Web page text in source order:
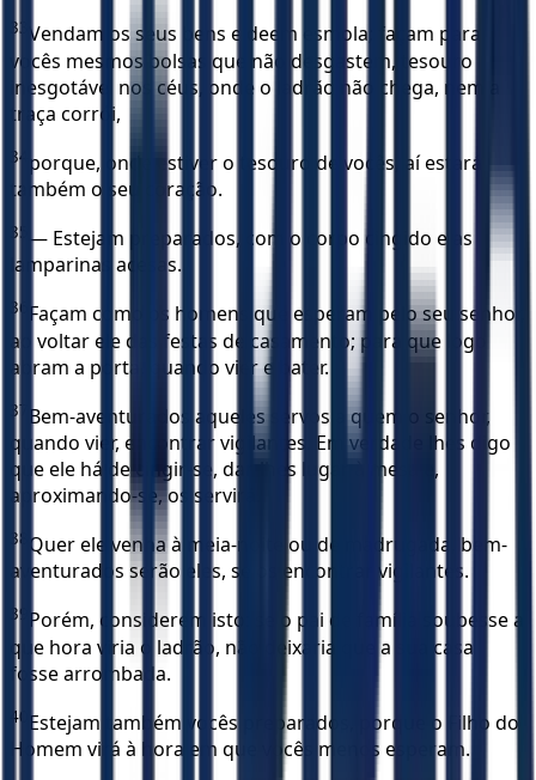
33 Vendam os seus bens e deem esmola; façam para
vocês mesmos bolsas que não desgastem, tesouro
inesgotável nos céus, onde o ladrão não chega, nem a
traça corrói,
34 porque, onde estiver o tesouro de vocês, aí estará
também o seu coração.
35 — Estejam preparados, com o corpo cingido e as
lamparinas acesas.
36 Façam como os homens que esperam pelo seu senhor,
ao voltar ele das festas de casamento; para que logo
abram a porta, quando vier e bater.
37 Bem-aventurados aqueles servos a quem o senhor,
quando vier, encontrar vigilantes. Em verdade lhes digo
que ele há de cingir-se, dar-lhes lugar à mesa e,
aproximando-se, os servirá.
38 Quer ele venha à meia-noite ou de madrugada, bem-
aventurados serão eles, se os encontrar vigilantes.
39 Porém, considerem isto: se o pai de família soubesse a
que hora viria o ladrão, não deixaria que a sua casa
fosse arrombada.
40 Estejam também vocês preparados, porque o Filho do
Homem virá à hora em que vocês menos esperam.